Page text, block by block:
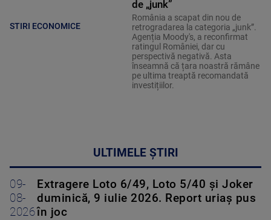
STIRI ECONOMICE
de „junk”
România a scapat din nou de
retrogradarea la categoria „junk”.
Agenția Moody's, a reconfirmat
ratingul României, dar cu
perspectivă negativă. Asta
înseamnă că țara noastră rămâne
pe ultima treaptă recomandată
investițiilor.
ULTIMELE ȘTIRI
09-
08-
2026
Extragere Loto 6/49, Loto 5/40 și Joker
duminică, 9 iulie 2026. Report uriaș pus
în joc